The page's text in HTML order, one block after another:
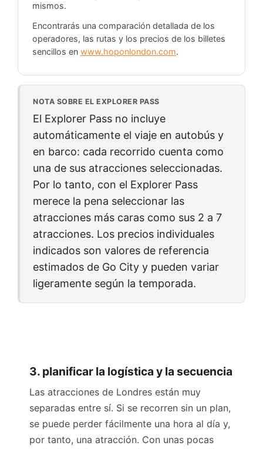
mismos.
Encontrarás una comparación detallada de los
operadores, las rutas y los precios de los billetes
sencillos en www.hoponlondon.com.
NOTA SOBRE EL EXPLORER PASS
El Explorer Pass no incluye
automáticamente el viaje en autobús y
en barco: cada recorrido cuenta como
una de sus atracciones seleccionadas.
Por lo tanto, con el Explorer Pass
merece la pena seleccionar las
atracciones más caras como sus 2 a 7
atracciones. Los precios individuales
indicados son valores de referencia
estimados de Go City y pueden variar
ligeramente según la temporada.
3. planificar la logística y la secuencia
Las atracciones de Londres están muy
separadas entre sí. Si se recorren sin un plan,
se puede perder fácilmente una hora al día y,
por tanto, una atracción. Con unas pocas